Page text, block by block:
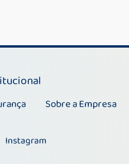
Sobre a Empresa
Instagram